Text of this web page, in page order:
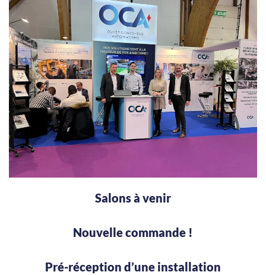
Salons à venir
Nouvelle commande !
Pré-réception d’une installation